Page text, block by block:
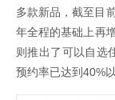
多款新品，截至目
年全程的基础上再
则推出了可以自选
预约率已达到40%以